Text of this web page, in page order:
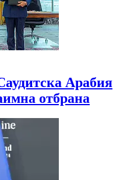
Арабия
отбрана